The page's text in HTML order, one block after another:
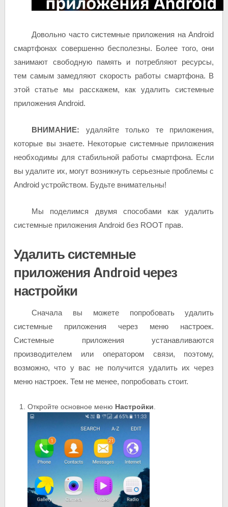
Довольно часто системные приложения на Android
смартфонах совершенно бесполезны. Более того, они
занимают свободную память и потребляют ресурсы,
тем самым замедляют скорость работы смартфона. В
этой статье мы расскажем, как удалить системные
приложения Android.
ВНИМАНИЕ: удаляйте только те приложения,
которые вы знаете. Некоторые системные приложения
необходимы для стабильной работы смартфона. Если
вы удалите их, могут возникнуть серьезные проблемы с
Android устройством. Будьте внимательны!
Мы поделимся двумя способами как удалить
системные приложения Android без ROOT прав.
Удалить системные
приложения Android через
настройки
Сначала вы можете попробовать удалить
системные приложения через меню настроек.
Системные приложения устанавливаются
производителем или оператором связи, поэтому,
возможно, что у вас не получится удалить их через
меню настроек. Тем не менее, попробовать стоит.
Откройте основное меню Настройки